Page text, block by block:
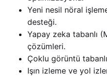
Yeni nesil nöral
desteği.
Yapay zeka tabanlı
çözümleri.
Çoklu görüntü
Işın izleme ve yol